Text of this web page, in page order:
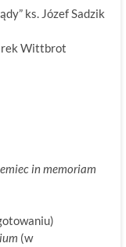
ks. Józef Sadzik
Wittbrot
in memoriam
(w